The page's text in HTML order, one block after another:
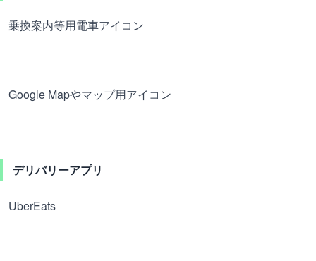
乗換案内等用電車アイコン
Google Mapやマップ用アイコン
デリバリーアプリ
UberEats